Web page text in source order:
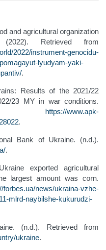
and agricultural organization
Retrieved from
2022/instrument-genocidu-
lyudyam-yaki-
.
Results of the 2021/22
23 MY in war conditions.
https://www.apk-
.
Bank of Ukraine. (n.d.).
.
exported agricultural
largest amount was corn.
forbes.ua/news/ukraina-vzhe-
mlrd-naybilshe-kukurudzi-
(n.d.). Retrieved from
ukraine.